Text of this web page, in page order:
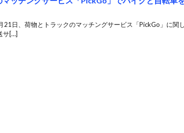
21日、荷物とトラックのマッチングサービス「PickGo」に関
サ[…]